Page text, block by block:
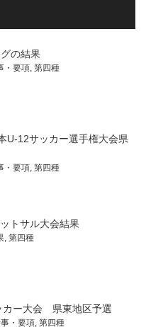
の結果
・要項, 第四種
U-12サッカー選手権大会県
・要項, 第四種
トサル大会結果
, 第四種
ー大会 県東地区予選
・要項, 第四種